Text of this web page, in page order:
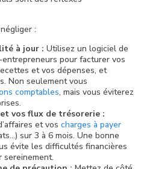
:
à jour : Utilisez un logiciel de
pour facturer vos
et vos dépenses, et
Non seulement vous
comptables, mais vous éviterez
vos flux de trésorerie :
et vos charges à payer
sur 3 à 6 mois. Une bonne
évite les difficultés financières
sereinement.